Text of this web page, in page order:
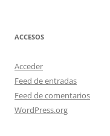
ACCESOS
Acceder
Feed de entradas
Feed de comentarios
WordPress.org